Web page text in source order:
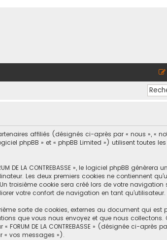
affiliés (désignés ci-après par « nous », «
phpBB » et « phpBB Limited ») utilisent toutes
LA CONTREBASSE », le logiciel phpBB génèrera
Les deux premiers cookies ne contiennent
cookie sera créé lors de votre navigation
votre confort de navigation en tant qu’utilisateur.
sorte de cookies, externes au document qui est
que vous nous envoyez et que nous
DE LA CONTREBASSE » (désignée ci-après
« vos messages »).